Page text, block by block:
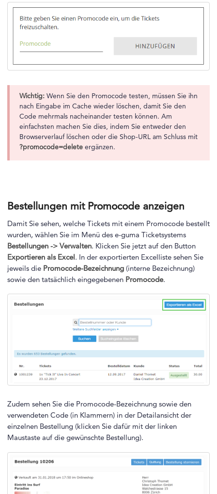
Wichtig: Wenn Sie den Promocode testen, müssen Sie ihn
nach Eingabe im Cache wieder löschen, damit Sie den
Code mehrmals nacheinander testen können. Am
einfachsten machen Sie dies, indem Sie entweder den
Browserverlauf löschen oder die Shop-URL am Schluss mit
?promocode=delete ergänzen.
Bestellungen mit Promocode anzeigen
Damit Sie sehen, welche Tickets mit einem Promocode bestellt
wurden, wählen Sie im Menü des e-guma Ticketsystems
Bestellungen -> Verwalten. Klicken Sie jetzt auf den Button
Exportieren als Excel. In der exportierten Excelliste sehen Sie
jeweils die Promocode-Bezeichnung (interne Bezeichnung)
sowie den tatsächlich eingegebenen Promocode.
Zudem sehen Sie die Promocode-Bezeichnung sowie den
verwendeten Code (in Klammern) in der Detailansicht der
einzelnen Bestellung (klicken Sie dafür mit der linken
Maustaste auf die gewünschte Bestellung).